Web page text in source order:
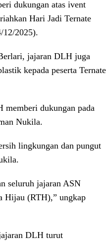
dukungan atas ivent
Hari Jadi Ternate
12/2025).
jajaran DLH juga
kepada peserta Ternate
dukungan pada
Nukila.
lingkungan dan pungut
seluruh jajaran ASN
Hijau (RTH),” ungkap
DLH turut